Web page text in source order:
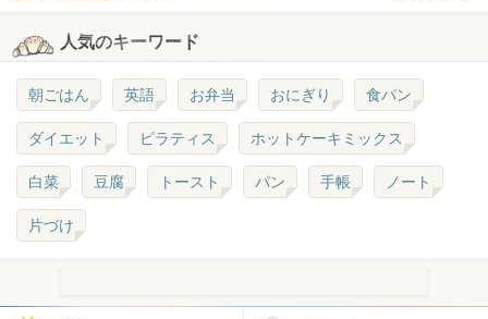
人気のキーワード
朝ごはん 英語 お弁当 おにぎり 食パン
ダイエット ピラティス ホットケーキミックス
白菜 豆腐 トースト パン 手帳 ノート
片づけ